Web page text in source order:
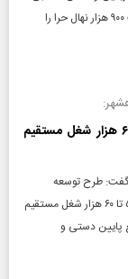
پشتیبانی از ساخت فیلم های سینمایی دفاع مقدس و کاشت ۹۰۰ هزار نهال حرا را
طرح توسعه منطقه ویژه اقتصادی پتروشیمی تا ۶۰ هزار شغل مستقیم
گفت: طرح توسعه
پیشرفت و‌ امید منطقه ویژه اقتصادی پتروشیمی می‌تواند ۵۰ تا ۶۰ هزار شغل مستقیم
پایین دستی و